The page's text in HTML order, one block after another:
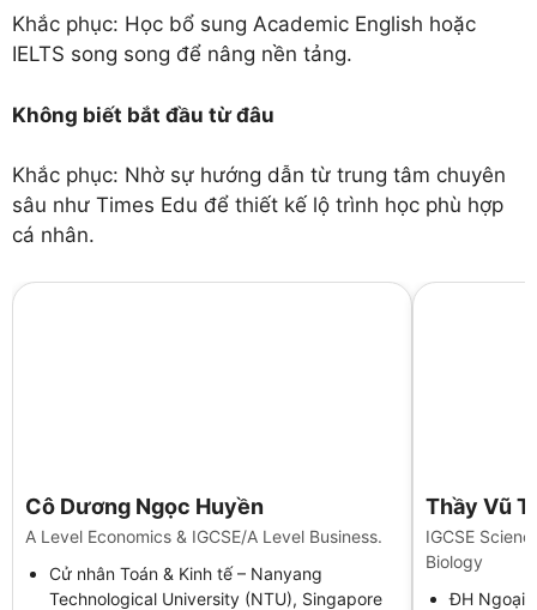
Khắc phục: Học bổ sung Academic English hoặc
IELTS song song để nâng nền tảng.
Không biết bắt đầu từ đâu
Khắc phục: Nhờ sự hướng dẫn từ trung tâm chuyên
sâu như Times Edu để thiết kế lộ trình học phù hợp
cá nhân.
Cô Dương Ngọc Huyền
A Level Economics & IGCSE/A Level Business.
Cử nhân Toán & Kinh tế – Nanyang
Technological University (NTU), Singapore
Thầy Vũ
IGCSE
Biology
ĐH Ngoại